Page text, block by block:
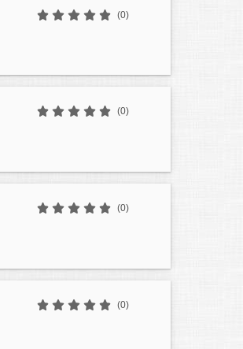
(0)
(0)
(0)
(0)